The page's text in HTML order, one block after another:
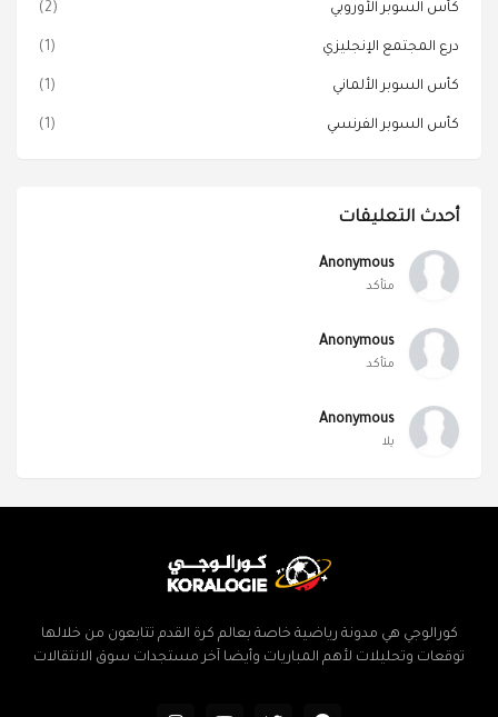
كأس السوبر الأوروبي (2)
درع المجتمع الإنجليزي (1)
كأس السوبر الألماني (1)
كأس السوبر الفرنسي (1)
أحدث التعليقات
Anonymous
متأكد
Anonymous
متأكد
Anonymous
يلا
كورالوجي هي مدونة رياضية خاصة بعالم كرة القدم تتابعون من خلالها
توقعات وتحليلات لأهم المباريات وأيضا آخر مستجدات سوق الانتقالات